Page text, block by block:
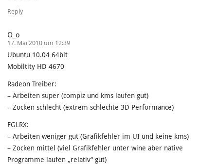
Reply
O_o
17. Mai 2010 um 12:39
Ubuntu 10.04 64bit
Mobiltity HD 4670
Radeon Treiber:
– Arbeiten super (compiz und kms laufen gut)
– Zocken schlecht (extrem schlechte 3D Performance)
FGLRX:
– Arbeiten weniger gut (Grafikfehler im UI und keine kms)
– Zocken mittel (viel Grafikfehler unter wine aber native
Programme laufen „relativ“ gut)